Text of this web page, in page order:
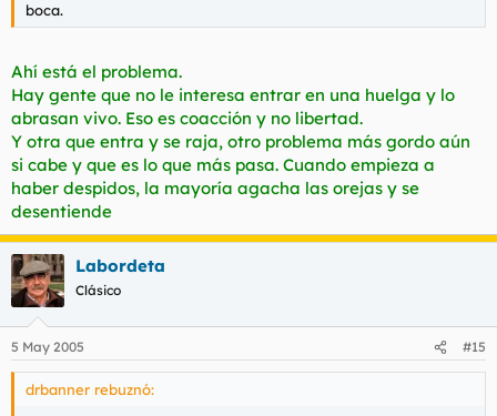
boca.
Ahí está el problema.
Hay gente que no le interesa entrar en una huelga y lo
abrasan vivo. Eso es coacción y no libertad.
Y otra que entra y se raja, otro problema más gordo aún
si cabe y que es lo que más pasa. Cuando empieza a
haber despidos, la mayoría agacha las orejas y se
desentiende
Labordeta
Clásico
5 May 2005 #15
drbanner rebuznó: